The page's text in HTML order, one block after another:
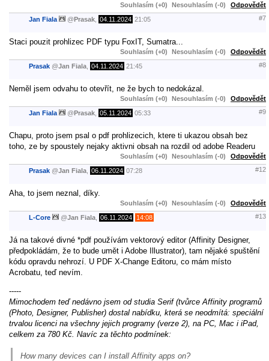
Souhlasím (+0) Nesouhlasím (-0) Odpovědět
Jan Fiala @ Prasak 04.11.2024 21:05 #7
Staci pouzit prohlizec PDF typu FoxIT, Sumatra...
Souhlasím (+0) Nesouhlasím (-0) Odpovědět
Prasak @Jan Fiala 04.11.2024 21:45 #8
Neměl jsem odvahu to otevřít, ne že bych to nedokázal.
Souhlasím (+0) Nesouhlasím (-0) Odpovědět
Jan Fiala @ Prasak 05.11.2024 05:33 #9
Chapu, proto jsem psal o pdf prohlizecich, ktere ti ukazou obsah bez
toho, ze by spoustely nejaky aktivni obsah na rozdil od adobe Readeru
Souhlasím (+0) Nesouhlasím (-0) Odpovědět
Prasak @Jan Fiala 06.11.2024 07:28 #12
Aha, to jsem neznal, díky.
Souhlasím (+0) Nesouhlasím (-0) Odpovědět
L-Core @Jan Fiala 06.11.2024 14:08 #13
Já na takové divné *pdf používám vektorový editor (Affinity Designer,
předpokládám, že to bude umět i Adobe Illustrator), tam nějaké spuštění
kódu opravdu nehrozí. U PDF X-Change Editoru, co mám místo
Acrobatu, teď nevím.
-----
Mimochodem teď nedávno jsem od studia Serif (tvůrce Affinity programů
(Photo, Designer, Publisher) dostal nabídku, která se neodmítá: speciální
trvalou licenci na všechny jejich programy (verze 2), na PC, Mac i iPad,
celkem za 780 Kč. Navíc za těchto podmínek:
How many devices can I install Affinity apps on?